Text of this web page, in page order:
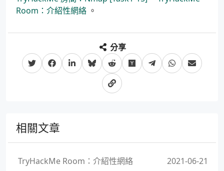
Room：介紹性網絡 。
分享
相關文章
TryHackMe Room：介紹性網絡
2021-06-21